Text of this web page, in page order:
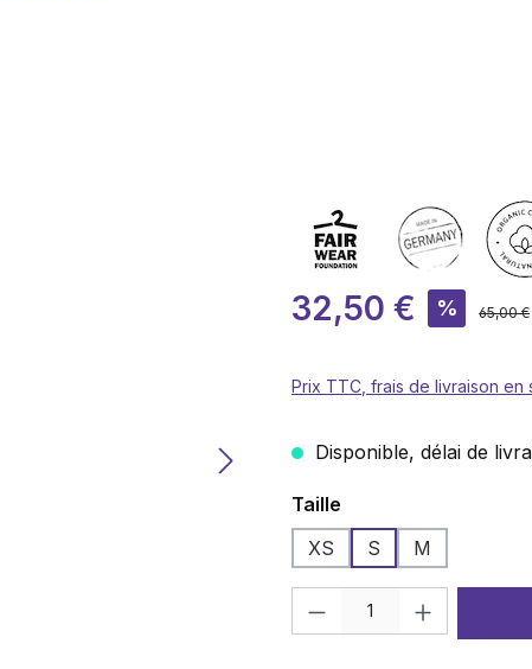
Prix de vente :
32,50 € % Prix
65,00 €
Prix TTC, frais de livraison en
Disponible, délai de
Sélectionnez
Taille
XS
S M
Quantité de produit : Entrez